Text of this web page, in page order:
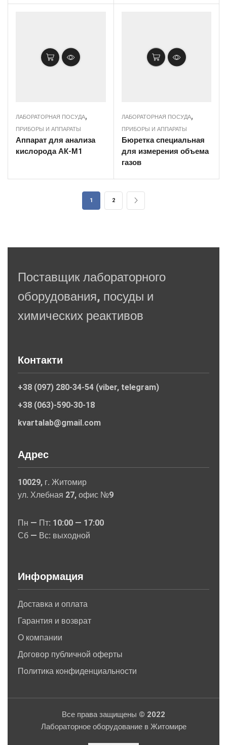
ЛАБОРАТОРНАЯ ПОСУДА,
ПРИБОРЫ И АППАРАТЫ
Аппарат для анализа
кислорода АК-М1
ЛАБОРАТОРНАЯ ПОСУДА,
ПРИБОРЫ И АППАРАТЫ
Бюретка специальная
для измерения объема
газов
1 2
Поставщик лабораторного
оборудования, посуды и
химических реактивов
Контакти
+38 (097) 280-34-54 (viber, telegram)
+38 (063)-590-30-18
kvartalab@gmail.com
Адрес
10029, г. Житомир
ул. Хлебная 27, офис №9
Пн — Пт: 10:00 — 17:00
Сб — Вс: выходной
Информация
Доставка и оплата
Гарантия и возврат
О компании
Договор публичной оферты
Политика конфиденциальности
Все права защищены © 2022
Лабораторное оборудование в Житомире